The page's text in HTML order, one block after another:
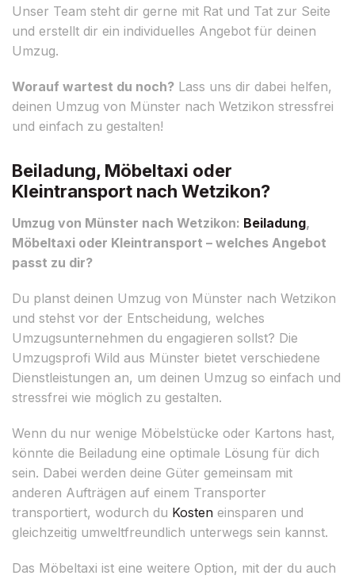
Unser Team steht dir gerne mit Rat und Tat zur Seite
und erstellt dir ein individuelles Angebot für deinen
Umzug.
Worauf wartest du noch? Lass uns dir dabei helfen,
deinen Umzug von Münster nach Wetzikon stressfrei
und einfach zu gestalten!
Beiladung, Möbeltaxi oder
Kleintransport nach Wetzikon?
Umzug von Münster nach Wetzikon: Beiladung,
Möbeltaxi oder Kleintransport – welches Angebot
passt zu dir?
Du planst deinen Umzug von Münster nach Wetzikon
und stehst vor der Entscheidung, welches
Umzugsunternehmen du engagieren sollst? Die
Umzugsprofi Wild aus Münster bietet verschiedene
Dienstleistungen an, um deinen Umzug so einfach und
stressfrei wie möglich zu gestalten.
Wenn du nur wenige Möbelstücke oder Kartons hast,
könnte die Beiladung eine optimale Lösung für dich
sein. Dabei werden deine Güter gemeinsam mit
anderen Aufträgen auf einem Transporter
transportiert, wodurch du Kosten einsparen und
gleichzeitig umweltfreundlich unterwegs sein kannst.
Das Möbeltaxi ist eine weitere Option, mit der du auch